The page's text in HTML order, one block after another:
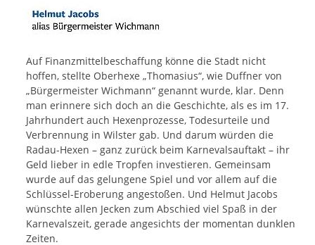
Auf Finanzmittelbeschaffung könne die Stadt nicht
hoffen, stellte Oberhexe „Thomasius“, wie Duffner von
„Bürgermeister Wichmann“ genannt wurde, klar. Denn
man erinnere sich doch an die Geschichte, als es im 17.
Jahrhundert auch Hexenprozesse, Todesurteile und
Verbrennung in Wilster gab. Und darum würden die
Radau-Hexen – ganz zurück beim Karnevalsauftakt – ihr
Geld lieber in edle Tropfen investieren. Gemeinsam
wurde auf das gelungene Spiel und vor allem auf die
Schlüssel-Eroberung angestoßen. Und Helmut Jacobs
wünschte allen Jecken zum Abschied viel Spaß in der
Karnevalszeit, gerade angesichts der momentan dunklen
Zeiten.